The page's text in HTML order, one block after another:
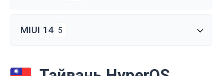
MIUI 14 5